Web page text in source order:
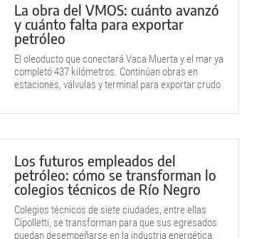
La obra del VMOS: cuánto avanzó
y cuánto falta para exportar
petróleo
El oleoducto que conectará Vaca Muerta y el mar ya
completó 437 kilómetros. Continúan obras en
estaciones, válvulas y terminal para exportar crudo
Los futuros empleados del
petróleo: cómo se transforman lo
colegios técnicos de Río Negro
Colegios técnicos de siete ciudades, entre ellas
Cipolletti, se transforman para que sus egresados
puedan desempeñarse en la industria energética.